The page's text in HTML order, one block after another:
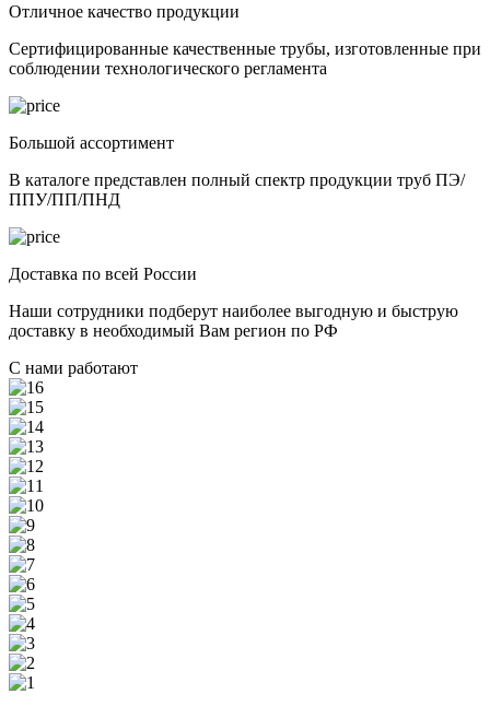
Отличное качество продукции
Сертифицированные качественные трубы, изготовленные при
соблюдении технологического регламента
Большой ассортимент
В каталоге представлен полный спектр продукции труб ПЭ/
ППУ/ПП/ПНД
Доставка по всей России
Наши сотрудники подберут наиболее выгодную и быструю
доставку в необходимый Вам регион по РФ
С нами работают